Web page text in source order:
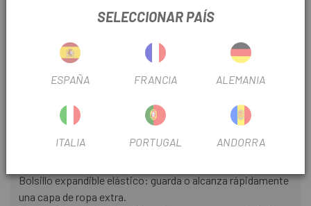
Características principales
Arnés centro de operaciones: acceso fácil y seguro al
teléfono, llaves o cualquier otro elemento básico.
Arnés de malla de rejilla 3D transpirable: ligero y
durante todo el día.
cartuchos de CO2, kits de parches y todo lo demás donde
Bolsillo expandible elástico: guarda o alcanza rápidamente
una capa de ropa extra.
SELECCIONAR PAÍS
ESPAÑA FRANCIA ALEMANIA
ITALIA PORTUGAL ANDORRA